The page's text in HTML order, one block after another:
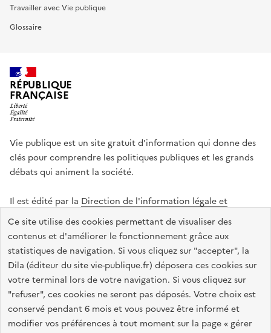
Ce site utilise des cookies permettant de visualiser des
contenus et d'améliorer le fonctionnement grâce aux
statistiques de navigation. Si vous cliquez sur "accepter", la
Dila (éditeur du site vie-publique.fr) déposera ces cookies sur
votre terminal lors de votre navigation. Si vous cliquez sur
"refuser", ces cookies ne seront pas déposés. Votre choix est
conservé pendant 6 mois et vous pouvez être informé et
modifier vos préférences à tout moment sur la page « gérer
Travailler avec Vie publique
Glossaire
RÉPUBLIQUE
FRANÇAISE
Vie publique est un site gratuit d'information qui donne des
clés pour comprendre les politiques publiques et les grands
débats qui animent la société.
Il est édité par la Direction de l'information légale et
administrative
legifrance.gouv.fr info.gouv.fr
data.gouv.fr
service-public.gouv.fr
Accessibilité : totalement conforme Données personnelles